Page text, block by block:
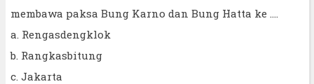
membawa paksa Bung Karno dan Bung Hatta ke ....
a. Rengasdengklok
b. Rangkasbitung
c. Jakarta